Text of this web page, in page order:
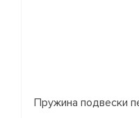
Пружина подвески